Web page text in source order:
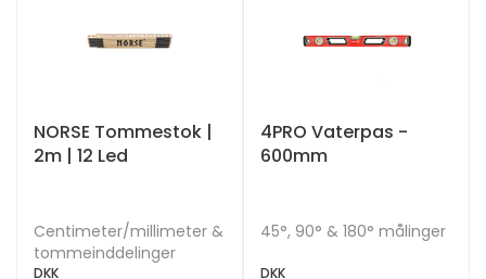
NORSE Tommestok |
2m | 12 Led
Centimeter/millimeter &
tommeinddelinger
DKK
4PRO Vaterpas -
600mm
45°, 90° & 180° målinger
DKK